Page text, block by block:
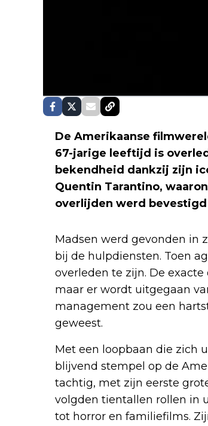
De Amerikaanse
67-jarige leeftijd is
bekendheid dankzij zijn
Quentin Tarantino,
overlijden werd
Madsen werd gevonden in
bij de hulpdiensten. Toen
overleden te zijn. De
maar er wordt uitgegaan
management zou een
geweest.
Met een loopbaan die zich
blijvend stempel op de
tachtig, met zijn eerste
volgden tientallen rollen in
tot horror en familiefilms.